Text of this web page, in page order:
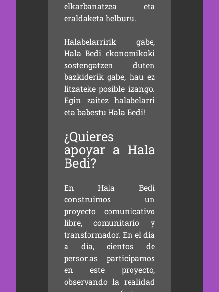
elkarbanatzea eta
eraldaketa helburu.
Halabelarririk gabe,
Hala Bedi ekonomikoki
sostengatzen duten
bazkiderik gabe, hau ez
litzateke posible izango.
Egin zaitez halabelarri
eta babestu Hala Bedi!
¿Quieres
apoyar a Hala
Bedi?
En Hala Bedi
construimos un
proyecto comunicativo
libre, comunitario y
transformador. En el día
a día, cientos de
personas participamos
en este proyecto,
observando la realidad